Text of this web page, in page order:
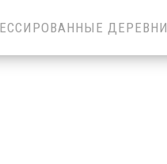
ДЕРЕВНИ